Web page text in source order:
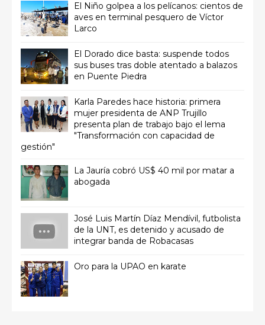
El Niño golpea a los pelícanos: cientos de
aves en terminal pesquero de Víctor
Larco
El Dorado dice basta: suspende todos
sus buses tras doble atentado a balazos
en Puente Piedra
Karla Paredes hace historia: primera
mujer presidenta de ANP Trujillo
presenta plan de trabajo bajo el lema
"Transformación con capacidad de
gestión"
La Jauría cobró US$ 40 mil por matar a
abogada
José Luis Martín Díaz Mendívil, futbolista
de la UNT, es detenido y acusado de
integrar banda de Robacasas
Oro para la UPAO en karate